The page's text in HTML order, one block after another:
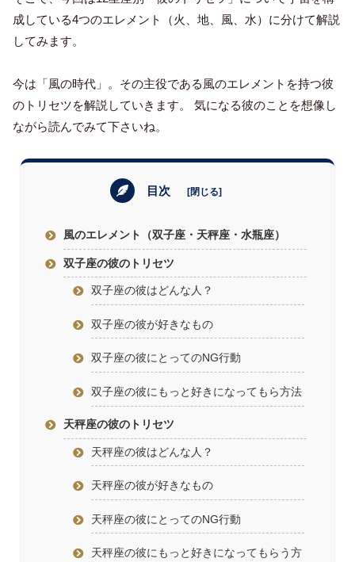
成している4つのエレメント（火、地、風、水）に分けて解説
してみます。
今は「風の時代」。その主役である風のエレメントを持つ彼
のトリセツを解説していきます。 気になる彼のことを想像し
ながら読んでみて下さいね。
目次
風のエレメント（双子座・天秤座・水瓶座）
双子座の彼のトリセツ
双子座の彼はどんな人？
双子座の彼が好きなもの
双子座の彼にとってのNG行動
双子座の彼にもっと好きになってもら方法
天秤座の彼のトリセツ
天秤座の彼はどんな人？
天秤座の彼が好きなもの
天秤座の彼にとってのNG行動
天秤座の彼にもっと好きになってもらう方